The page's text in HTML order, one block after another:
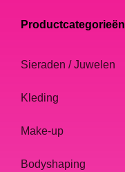
Productcategorieën
Sieraden / Juwelen
Kleding
Make-up
Bodyshaping